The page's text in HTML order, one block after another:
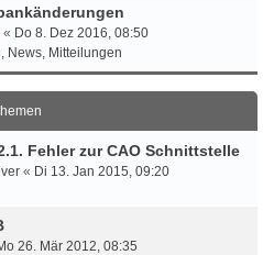
« Do 8. Dez 2016, 08:50
News, Mitteilungen
Fehler zur CAO Schnittstelle
« Di 13. Jan 2015, 09:20
26. Mär 2012, 08:35